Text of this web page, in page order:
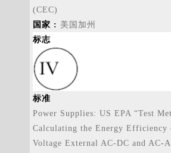
(CEC)
美国加州
标志
标准
Power Supplies: US EPA “Test
Calculating the Energy Efficiency
Voltage External AC-DC and AC-